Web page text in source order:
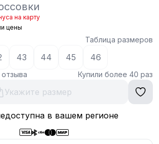
на карту
цены
Таблица размеров
43 44 45 46
отзыва Купили более 40 раз
Укажите размер
в вашем регионе